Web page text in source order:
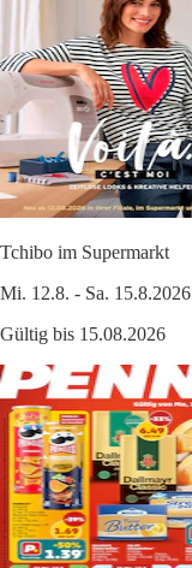
Tchibo im Supermarkt
Mi. 12.8. - Sa. 15.8.2026
Gültig bis 15.08.2026